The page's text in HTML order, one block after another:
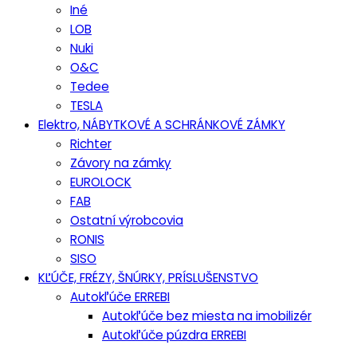
Iné
LOB
Nuki
O&C
Tedee
TESLA
Elektro, NÁBYTKOVÉ A SCHRÁNKOVÉ ZÁMKY
Richter
Závory na zámky
EUROLOCK
FAB
Ostatní výrobcovia
RONIS
SISO
KĽÚČE, FRÉZY, ŠNÚRKY, PRÍSLUŠENSTVO
Autokľúče ERREBI
Autokľúče bez miesta na imobilizér
Autokľúče púzdra ERREBI